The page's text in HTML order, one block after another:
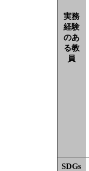
実務
経験
のあ
る教
員
SDGs